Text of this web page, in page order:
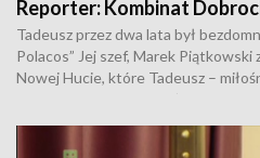
Reporter:Kombinat
Tadeusz przez dwa lata był
Polacos” Jej szef, Marek Piątkowski
Nowej Hucie, które Tadeusz –